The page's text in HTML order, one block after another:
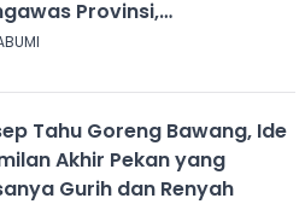
Provinsi,
Sukabumi Terus
Tahu Goreng Bawang, Ide
Akhir Pekan yang
Gurih dan Renyah